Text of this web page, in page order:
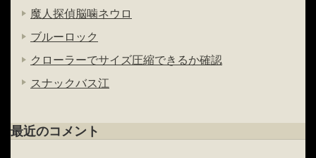
魔人探偵脳噛ネウロ
ブルーロック
クローラーでサイズ圧縮できるか確認
スナックバス江
最近のコメント